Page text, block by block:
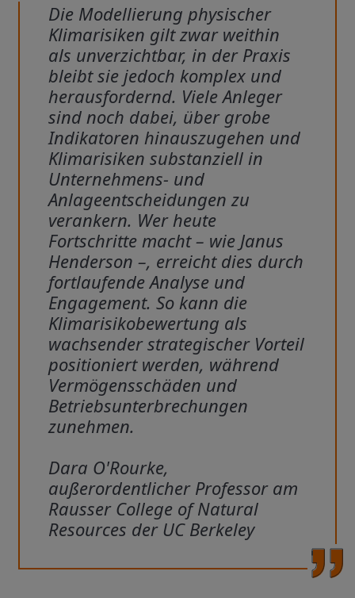
Die Modellierung physischer
Klimarisiken gilt zwar weithin
als unverzichtbar, in der Praxis
bleibt sie jedoch komplex und
herausfordernd. Viele Anleger
sind noch dabei, über grobe
Indikatoren hinauszugehen und
Klimarisiken substanziell in
Unternehmens- und
Anlageentscheidungen zu
verankern. Wer heute
Fortschritte macht – wie Janus
Henderson –, erreicht dies durch
fortlaufende Analyse und
Engagement. So kann die
Klimarisikobewertung als
wachsender strategischer Vorteil
positioniert werden, während
Vermögensschäden und
Betriebsunterbrechungen
zunehmen.
Dara O'Rourke,
außerordentlicher Professor am
Rausser College of Natural
Resources der UC Berkeley